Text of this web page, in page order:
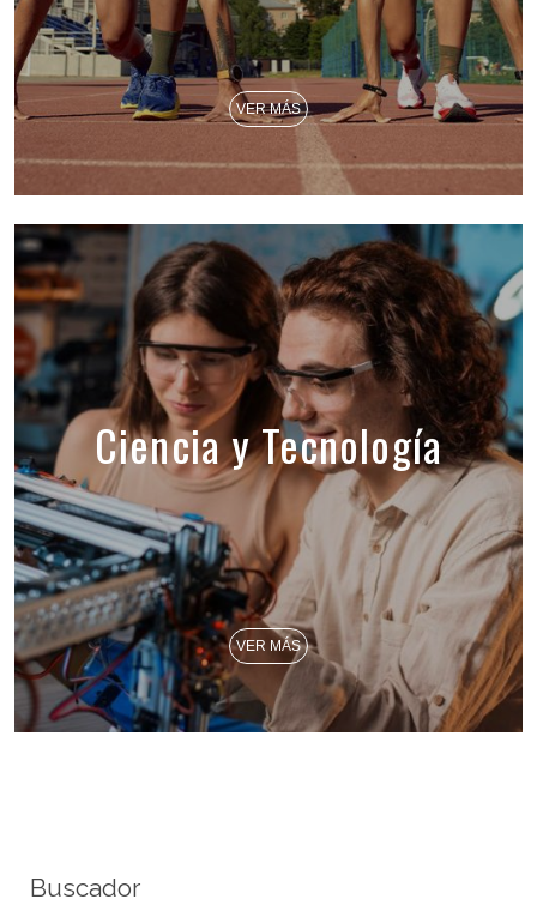
VER MÁS
Ciencia y Tecnología
VER MÁS
Buscador